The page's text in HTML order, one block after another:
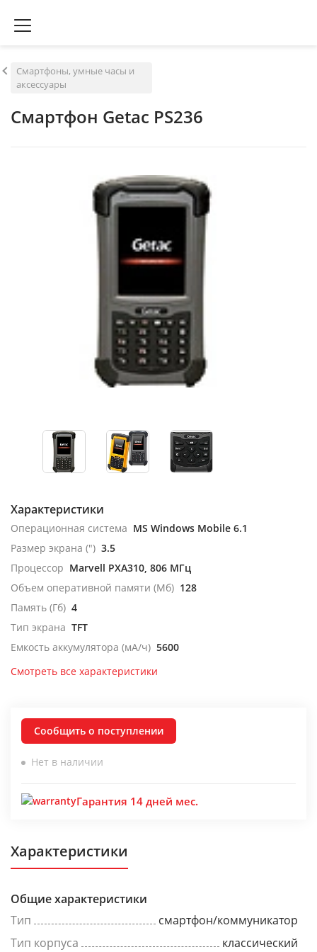
Смартфоны, умные часы и
аксессуары
Смартфон Getac PS236
Характеристики
Операционная система MS Windows Mobile 6.1
Размер экрана (") 3.5
Процессор Marvell PXA310, 806 МГц
Объем оперативной памяти (Мб) 128
Память (Гб) 4
Тип экрана TFT
Емкость аккумулятора (мА/ч) 5600
Смотреть все характеристики
Сообщить о поступлении
Нет в наличии
Гарантия 14 дней мес.
Характеристики
Общие характеристики
Тип
смартфон/коммуникатор
Тип корпуса
классический